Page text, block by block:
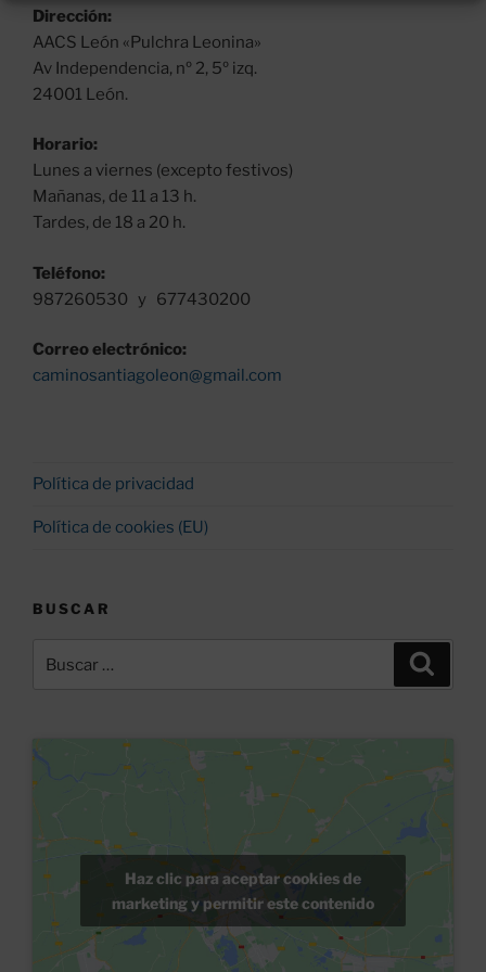
Dirección:
AACS León «Pulchra Leonina»
Av Independencia, nº 2, 5º izq.
24001 León.
Horario:
Lunes a viernes (excepto festivos)
Mañanas, de 11 a 13 h.
Tardes, de 18 a 20 h.
Teléfono:
987260530 y 677430200
Correo electrónico:
caminosantiagoleon@gmail.com
Política de privacidad
Política de cookies (EU)
BUSCAR
Haz clic para aceptar cookies de
marketing y permitir este contenido